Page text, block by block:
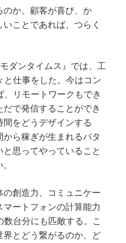
のか。顧客が喜び、か
ことであれば、つらく
ダンタイムス』では、工
と仕事をした。今はコン
リモートワークもでき
で発信することができ
をどうデザインする
ら稼ぎが生まれるパタ
思ってやっていること
創造力、コミュニケー
ートフォンの計算能力
台分にも匹敵する。こ
とどう繋がるのか、ど